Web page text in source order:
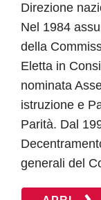
Direzione
Nel 1984
della
Eletta in
nominata
istruzione e
Parità. Dal
generali del